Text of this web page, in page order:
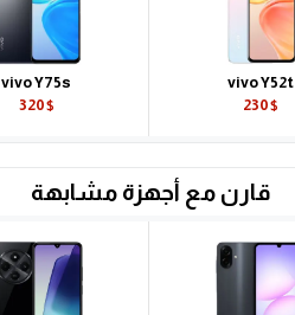
vivo Y52t
230$
vivo Y75s
320$
قارن مع أجهزة مشابهة